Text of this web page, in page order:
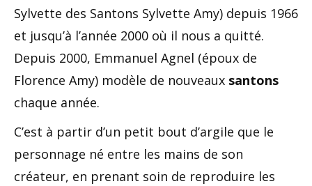
Sylvette des Santons Sylvette Amy) depuis 1966
et jusqu’à l’année 2000 où il nous a quitté.
Depuis 2000, Emmanuel Agnel (époux de
Florence Amy) modèle de nouveaux santons
chaque année.
C’est à partir d’un petit bout d’argile que le
personnage né entre les mains de son
créateur, en prenant soin de reproduire les